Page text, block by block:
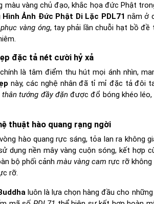
màu vàng chủ đạo, khắc họa đức Phật
Hình Ảnh Đức Phật Di Lặc PDL71 nằm ở
vàng óng, tay phải lần chuỗi hạt bồ
đặc tả nét cười hỷ xả
là tâm điểm thu hút mọi ánh nhìn,
này, các nghệ nhân đã tỉ mỉ đặc tả đôi
thân tướng đầy đặnđược đổ bóng khéo léo,
thuật hào quang rạng ngời
hào quang rực sáng, tỏa lan ra không
dụng nền mây vàng cuộn sóng, kết hợp
bộ phối cảnhmàu vàng cam rực rỡ không
rỡ.
luôn là lựa chọn hàng đầu cho